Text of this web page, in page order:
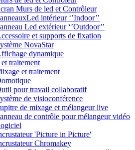
Murs de led et Contrôleur
intérieur ‘’Indoor’’
Led extérieur ‘’Outdoor’’
et supports de fixation
NovaStar
dynamique
traitement
et traitement
pour travail collaboratif
de visioconférence
de mixage et mélangeur live
de contrôle pour mélangeur vidéo
'Picture in Picture'
Chromakey